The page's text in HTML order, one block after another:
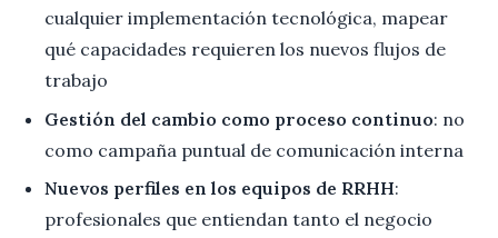
cualquier implementación tecnológica, mapear
qué capacidades requieren los nuevos flujos de
trabajo
Gestión del cambio como proceso continuo: no
como campaña puntual de comunicación interna
Nuevos perfiles en los equipos de RRHH:
profesionales que entiendan tanto el negocio